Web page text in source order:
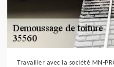
Travailler avec la société MN-